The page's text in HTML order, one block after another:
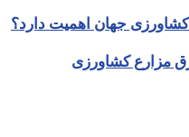
کشاورزی جهان اهمیت دارد؟
مزارع کشاورزی